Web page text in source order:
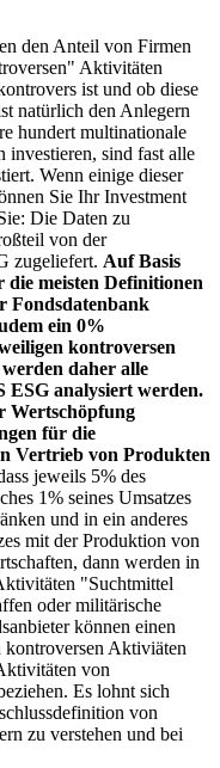
den Anteil von Firmen
Aktivitäten
ist und ob diese
natürlich den Anlegern
hundert multinationale
investieren, sind fast alle
Wenn einige dieser
Sie Ihr Investment
Die Daten zu
von der
zugeliefert. Auf Basis
meisten Definitionen
Fondsdatenbank
ein 0%
kontroversen
daher alle
ESG analysiert werden.
Wertschöpfung
für die
Vertrieb von Produkten
jeweils 5% des
1% seines Umsatzes
und in ein anderes
mit der Produktion von
dann werden in
"Suchtmittel
oder militärische
können einen
kontroversen Aktiviäten
von
Es lohnt sich
von
zu verstehen und bei